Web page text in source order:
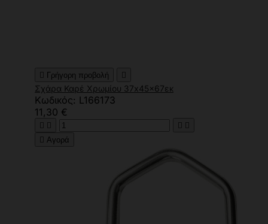
 Γρήγορη προβολή 
Σχάρα Καρέ Χρωμίου 37x45x67εκ
Κωδικός: L166173
11,30 €
   
 Αγορά